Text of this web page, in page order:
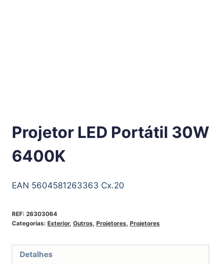
Projetor LED Portátil 30W
6400K
EAN 5604581263363 Cx.20
REF: 26303064
Categorias: Exterior, Outros, Projetores, Projetores
Detalhes